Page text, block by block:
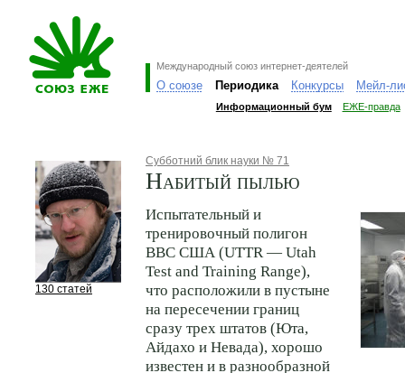
Международный союз интернет-деятелей
О союзе Периодика Конкурсы Мейл-
Информационный бум ЕЖЕ-правда
130 статей
Субботний блик науки № 71
Набитый пылью
Испытательный и
тренировочный полигон
ВВС США (UTTR — Utah
Test and Training Range),
что расположили в пустыне
на пересечении границ
сразу трех штатов (Юта,
Айдахо и Невада), хорошо
известен и в разнообразной